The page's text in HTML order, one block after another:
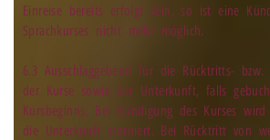
Einreise bereits erfolgt sein, so ist eine
Sprachkurses nicht mehr möglich.
6.3 Ausschlaggebend für die Rücktritts- bzw.
der Kurse sowie der Unterkunft, falls
Kursbeginns. Bei Kündigung des Kurses
die Unterkunft storniert. Bei Rücktritt von